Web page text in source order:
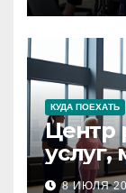
КУДА ПОЕХАТЬ
Центр
услуг,
8 ИЮЛЯ